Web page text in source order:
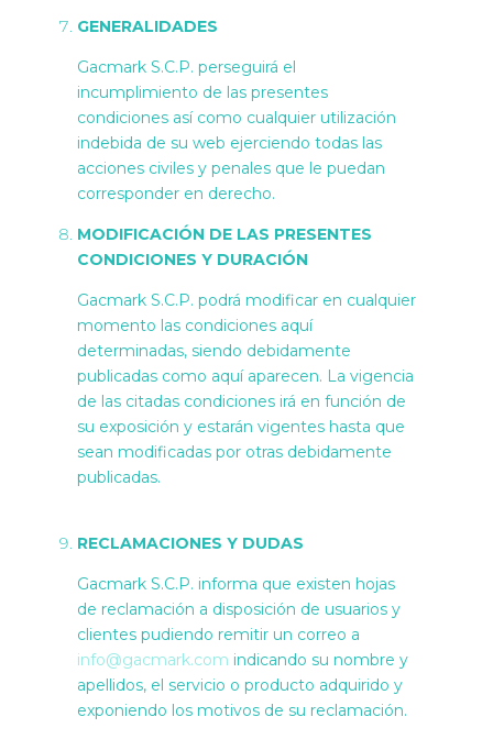
GENERALIDADES
Gacmark S.C.P. perseguirá el
incumplimiento de las presentes
condiciones así como cualquier utilización
indebida de su web ejerciendo todas las
acciones civiles y penales que le puedan
corresponder en derecho.
MODIFICACIÓN DE LAS PRESENTES
CONDICIONES Y DURACIÓN
Gacmark S.C.P. podrá modificar en cualquier
momento las condiciones aquí
determinadas, siendo debidamente
publicadas como aquí aparecen. La vigencia
de las citadas condiciones irá en función de
su exposición y estarán vigentes hasta que
sean modificadas por otras debidamente
publicadas.
RECLAMACIONES Y DUDAS
Gacmark S.C.P. informa que existen hojas
de reclamación a disposición de usuarios y
clientes pudiendo remitir un correo a
info@gacmark.com indicando su nombre y
apellidos, el servicio o producto adquirido y
exponiendo los motivos de su reclamación.